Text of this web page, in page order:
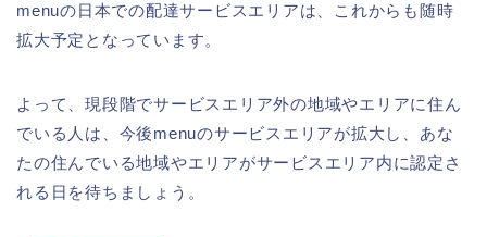
menuの日本での配達サービスエリアは、これからも随時
拡大予定となっています。
よって、現段階でサービスエリア外の地域やエリアに住ん
でいる人は、今後menuのサービスエリアが拡大し、あな
たの住んでいる地域やエリアがサービスエリア内に認定さ
れる日を待ちましょう。